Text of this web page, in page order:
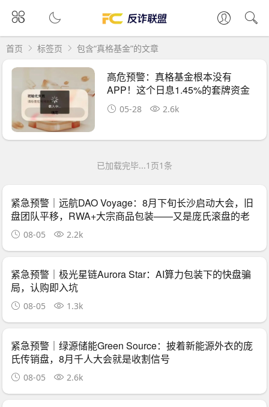
首页 标签页 包含“真格基金”的文章
高危预警：真格基金根本没有
APP！这个日息1.45%的套牌资金
盘正在疯狂收割，崩
05-28 2.6k
已加载完毕...1页1条
紧急预警｜远航DAO Voyage：8月下旬长沙启动大会，旧
盘团队平移，RWA+大宗商品包装——又是庞氏滚盘的老
剧本08-05 2.2k
紧急预警｜极光星链Aurora Star：AI算力包装下的快盘骗
局，认购即入坑
08-05 1.3k
紧急预警｜绿源储能Green Source：披着新能源外衣的庞
氏传销盘，8月千人大会就是收割信号
08-05 2.6k